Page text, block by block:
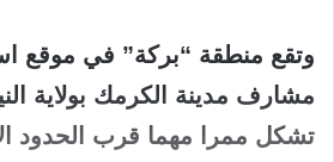
وتقع منطقة “بركة” في موقع
مشارف مدينة الكرمك بولاية
تشكل ممرا مهما قرب الحدود